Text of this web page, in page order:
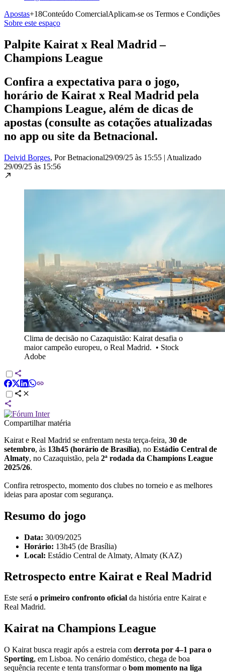
Apostas+18Conteúdo ComercialAplicam-se os Termos e Condições
Sobre este espaço
Palpite Kairat x Real Madrid –
Champions League
Confira a expectativa para o jogo,
horário de Kairat x Real Madrid pela
Champions League, além de dicas de
apostas (consulte as cotações atualizadas
no app ou site da Betnacional.
Deivid Borges, Por Betnacional29/09/25 às 15:55 | Atualizado
29/09/25 às 15:56
Clima de decisão no Cazaquistão: Kairat desafia o
maior campeão europeu, o Real Madrid. • Stock
Adobe
Compartilhar matéria
Kairat e Real Madrid se enfrentam nesta terça-feira, 30 de
setembro, às 13h45 (horário de Brasília), no Estádio Central de
Almaty, no Cazaquistão, pela 2ª rodada da Champions League
2025/26.
Confira retrospecto, momento dos clubes no torneio e as melhores
ideias para apostar com segurança.
Resumo do jogo
Data: 30/09/2025
Horário: 13h45 (de Brasília)
Local: Estádio Central de Almaty, Almaty (KAZ)
Retrospecto entre Kairat e Real Madrid
Este será o primeiro confronto oficial da história entre Kairat e
Real Madrid.
Kairat na Champions League
O Kairat busca reagir após a estreia com derrota por 4–1 para o
Sporting, em Lisboa. No cenário doméstico, chega de boa
sequência recente e tenta transformar o bom momento na liga